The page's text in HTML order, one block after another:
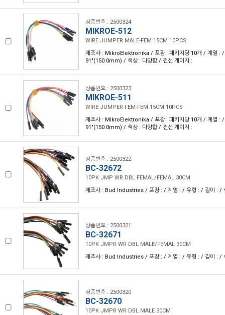
상품번호 : 2500324
MIKROE-512
WIRE JUMPER MALE-FEM 15CM 10PCS
제조사 : MikroElektronika / 포장 : 패키지당 10개 / 계열 : /
91"(150.0mm) / 색상 : 다양함 / 전선 게이지 :
상품번호 : 2500323
MIKROE-511
WIRE JUMPER FEM-FEM 15CM 10PCS
제조사 : MikroElektronika / 포장 : 패키지당 10개 / 계열 : /
91"(150.0mm) / 색상 : 다양함 / 전선 게이지 :
상품번호 : 2500322
BC-32672
10PK JMP WR DBL FEMAL/FEMAL 30CM
제조사 : Bud Industries / 포장 : / 계열 : / 유형 : / 길이 : /
상품번호 : 2500321
BC-32671
10PK JMPR WR DBL MALE/FEMAL 30CM
제조사 : Bud Industries / 포장 : / 계열 : / 유형 : / 길이 : /
상품번호 : 2500320
BC-32670
10PK JMPR WR DBL MALE 30CM